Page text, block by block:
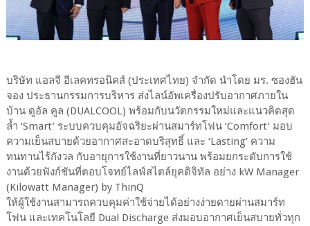
บริษัท แอลจี อีเลคทรอนิคส์ (ประเทศไทย) จำกัด นำโดย มร. ซองฮัน
จอง ประธานกรรมการบริหาร ส่งไลน์อัพเครื่องปรับอากาศภายใน
บ้าน ดูอัล คูล (DUALCOOL) พร้อมกับนวัตกรรมใหม่และแนวคิดสุด
ล้ำ ‘Smart’ ระบบควบคุมอัจฉริยะผ่านสมาร์ทโฟน ‘Comfort’ มอบ
ความเย็นสบายด้วยอากาศสะอาดบริสุทธิ์ และ ‘Lasting’ ความ
ทนทานไร้กังวล กับอายุการใช้งานที่ยาวนาน พร้อมยกระดับการใช้
งานด้วยฟังก์ชันที่ตอบโจทย์ไลฟ์สไตล์ยุคดิจิทัล อย่าง kW Manager
(Kilowatt Manager) by ThinQ
ให้ผู้ใช้งานสามารถควบคุมค่าใช้จ่ายได้อย่างง่ายดายผ่านสมาร์ท
โฟน และเทคโนโลยี Dual Discharge ส่งมอบอากาศเย็นสบายทั่วทุก